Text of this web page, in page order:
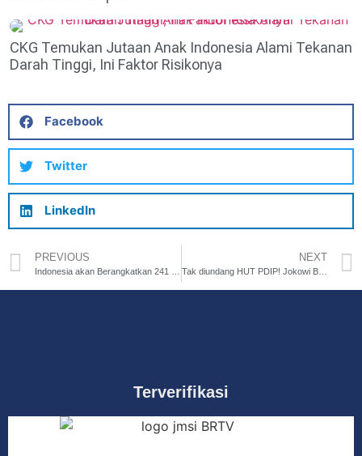
CKG Temukan Jutaan Anak Indonesia Alami Tekanan
Darah Tinggi, Ini Faktor Risikonya
Facebook
Twitter
LinkedIn
PREVIOUS NEXT
Tak diundang HUT PDIP! Jokowi Bertolak ke Filipina
Terverifikasi